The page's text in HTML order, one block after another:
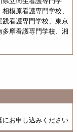
模原看護専門学校、
践看護専門学校、東京
摩看護専門学校、湘
お申し込みください